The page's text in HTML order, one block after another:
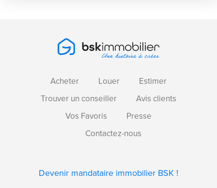
Acheter Louer
Estimer
Trouver un conseiller
Avis clients
Vos Favoris
Presse
Contactez-nous
Devenir mandataire immobilier BSK !